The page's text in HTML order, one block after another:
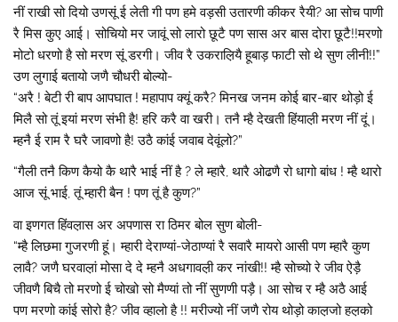
नीं राखी सो दियो उणसूं ई लेती गी पण हमे वड़सी उतारणी कीकर रैयी? आ सोच पाणी
रै मिस कुए आई। सोचियो मर जावूं सो लारो छूटै पण सास अर बास दोरा छूटै!!मरणो
मोटो धरणो है सो मरण सूं डरगी। जीव रै उकराल़ियै हूबाड़ फाटी सो थे सुण लीनी!!”
उण लुगाई बतायो जणै चौधरी बोल्यो-
“अरै ! बेटी री बाप आपघात ! महापाप क्यूं करै? मिनख जनम कोई बार-बार थोड़ो ई
मिलै सो तूं इयां मरण संभी है! हरि करै वा खरी। तनै म्है देखती हिंयाल़ी मरण नीं दूं।
म्हनै ई राम रै घरै जावणो है! उठै कांई जवाब देवूंलो?”
“गैली तनै किण कैयो कै थारै भाई नीं है ? ले म्हारै, थारै ओढणै रो धागो बांध ! म्है थारो
आज सूं भाई, तूं म्हारी बैन ! पण तूं है कुण?”
वा इणगत हिंवल़ास अर अपणास रा ठिमर बोल सुण बोली-
“म्है लिछमा गुजरणी हूं। म्हारी देराण्यां-जेठाण्यां रै सवारै मायरो आसी पण म्हारै कुण
लावै? जणै घरवाल़ां मोसा दे दे म्हनै अधगावल़ी कर नांखी!! म्है सोच्यो रे जीव ऐड़ै
जीवणै बिचै तो मरणो ई चोखो सो मैण्यां तो नीं सुणणी पड़ै। आ सोच र म्है अठै आई
पण मरणो कांई सोरो है? जीव व्हालो है !! मरीज्यो नीं जणै रोय थोड़ो काल़जो हल़को